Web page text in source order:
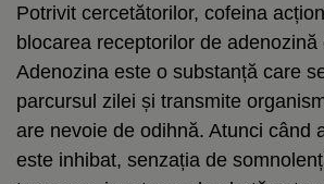
Potrivit cercetătorilor, cofeina
blocarea receptorilor de adenozină
Adenozina este o substanță care
parcursul zilei și transmite
are nevoie de odihnă. Atunci când
este inhibat, senzația de